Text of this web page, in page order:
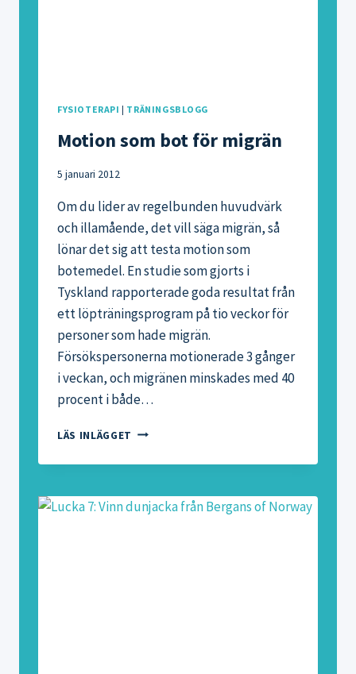
FYSIOTERAPI | TRÄNINGSBLOGG
Motion som bot för migrän
5 januari 2012
Om du lider av regelbunden huvudvärk
och illamående, det vill säga migrän, så
lönar det sig att testa motion som
botemedel. En studie som gjorts i
Tyskland rapporterade goda resultat från
ett löpträningsprogram på tio veckor för
personer som hade migrän.
Försökspersonerna motionerade 3 gånger
i veckan, och migränen minskades med 40
procent i både…
LÄS INLÄGGET MOTION
BOT
MIGRÄN